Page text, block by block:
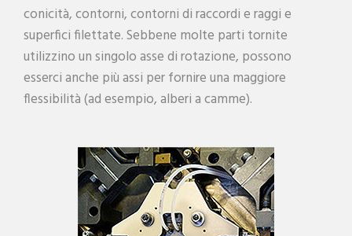
conicità, contorni, contorni di raccordi e raggi e
superfici filettate. Sebbene molte parti tornite
utilizzino un singolo asse di rotazione, possono
esserci anche più assi per fornire una maggiore
flessibilità (ad esempio, alberi a camme).